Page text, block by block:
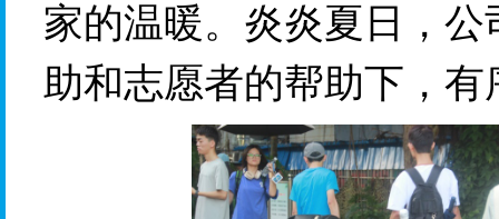
家的温暖。炎炎夏日，
助和志愿者的帮助下，